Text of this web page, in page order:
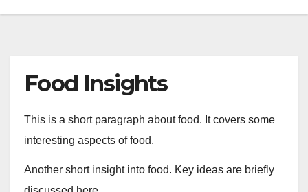
Food Insights
This is a short paragraph about food. It covers some
interesting aspects of food.
Another short insight into food. Key ideas are briefly